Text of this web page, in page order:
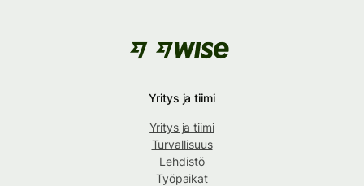
Yritys ja tiimi
Yritys ja tiimi
Turvallisuus
Lehdistö
Työpaikat